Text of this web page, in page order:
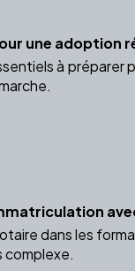
une adoption
à préparer
dans les
complexe.